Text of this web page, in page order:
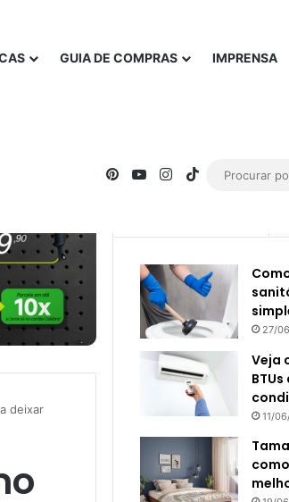
GUIA DE COMPRAS IMPRENSA
PinterestYouTubeInstagram
TikTok
deixar
27/
Veja
11/